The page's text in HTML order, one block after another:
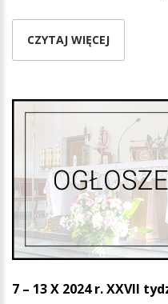
CZYTAJ WIĘCEJ
7 – 13 X 2024 r. XXVII